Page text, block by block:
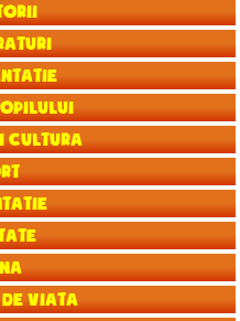
Cultura
viata